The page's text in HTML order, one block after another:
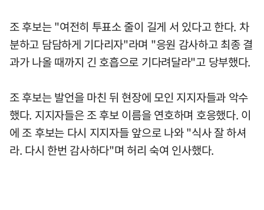
조 후보는 "여전히 투표소 줄이 길게 서 있다고 한다. 차
분하고 담담하게 기다리자"라며 "응원 감사하고 최종 결
과가 나올 때까지 긴 호흡으로 기다려달라"고 당부했다.
조 후보는 발언을 마친 뒤 현장에 모인 지지자들과 악수
했다. 지지자들은 조 후보 이름을 연호하며 호응했다. 이
에 조 후보는 다시 지지자들 앞으로 나와 "식사 잘 하셔
라. 다시 한번 감사하다"며 허리 숙여 인사했다.